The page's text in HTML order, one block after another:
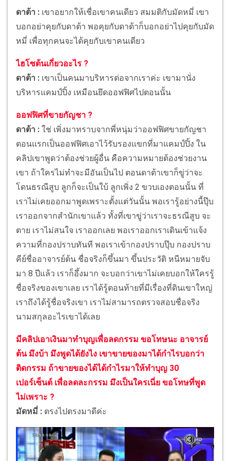
ดาต้า : เขาอยากให้เชื่อเขาคนเดียว สมมติกับมัดหมี่ เขา
บอกอย่าคุยกับดาต้า พอคุยกับดาต้าก็บอกอย่าไปคุยกับมัด
หมี่ เพื่อทุกคนจะได้คุยกับเขาคนเดียว
ไฮโซต้นเกี่ยวอะไร ?
ดาต้า : เขาเป็นคนมาบริหารต่อจากเราค่ะ เขามานั่ง
บริหารแคมป์ปิ้ง เหมือนยึดออฟฟิศไปตอนนั้น
ออฟฟิศที่ขายกัญชา ?
ดาต้า : ใช่ เพิ่งมาทราบจากพี่หนุ่มว่าออฟฟิศขายกัญชา
ตอนแรกเป็นออฟฟิศเอาไว้รับรองแขกที่มาแคมป์ปิ้ง ใน
คลิปเขาพูดว่าต้องช่วยผู้อื่น คือความหมายต้องช่วยงาน
เขา ถ้าใครไม่ทำจะมีอันเป็นไป ตอนดาต้าเขาก็ขู่ว่าจะ
โดนธรณีสูบ ลูกก็จะเป็นใบ้ ลูกเพิ่ง 2 ขวบเองตอนนั้น ที่
เราไม่เคยออกมาพูดเพราะตั้งแต่วันนั้น พอเรารู้อย่างนี้ปุ๊บ
เราออกจากสำนักเขาแล้ว ทั้งที่เขาขู่ว่าเราจะธรณีสูบ จะ
ตาย เราไม่สนใจ เราออกเลย พอเราออกเราเดินเข้าแจ้ง
ความที่กองปราบทันที พอเราเข้ากองปราบปุ๊บ กองปราบ
คีย์ชื่ออาจารย์ต้น ชื่อจริงก็ขึ้นมา ขึ้นประวัติ หนีหมายจับ
มา 8 ปีแล้ว เราก็อึ้งมาก จะบอกว่าเขาไม่เคยบอกให้ใครรู้
ชื่อจริงของเขาเลย เราได้รู้ตอนท้ายที่มีเรื่องที่ดินเขาใหญ่
เราถึงได้รู้ชื่อจริงเขา เราไม่สามารถตรวจสอบชื่อจริง
นามสกุลอะไรเขาได้เลย
มีคลิปเอาเงินมาทำบุญเพื่อลดกรรม ขอโทษนะ อาจารย์
ต้น มึงบ้า มึงพูดได้ยังไง เขาขายของมาได้กำไรบอกว่า
ติดกรรม ถ้าขายของได้ได้กำไรมาให้ทำบุญ 30
เปอร์เซ็นต์ เพื่อลดละกรรม มึงเป็นใครเนี่ย ขอโทษที่พูด
ไม่เพราะ ?
มัดหมี่ : ตรงไปตรงมาดีค่ะ